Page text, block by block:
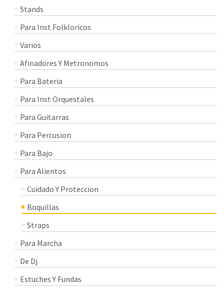
Stands
Para Inst Folkloricos
Varios
Afinadores Y Metronomos
Para Bateria
Para Inst Orquestales
Para Guitarras
Para Percusion
Para Bajo
Para Alientos
Cuidado Y Proteccion
Boquillas
Straps
Para Marcha
De Dj
Estuches Y Fundas